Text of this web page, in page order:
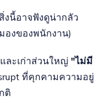
นี้อาจฟังดูน่ากลัว
องของพนักงาน)
ละเก่าส่วนใหญ่ "ไม่มี
ที่คุกคามความอยู่
ติ